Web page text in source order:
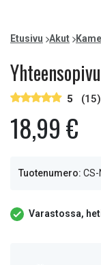
of
Etusivu Akut
5 (15)
18,99 €
Tuotenumero: CS-
Varastossa,